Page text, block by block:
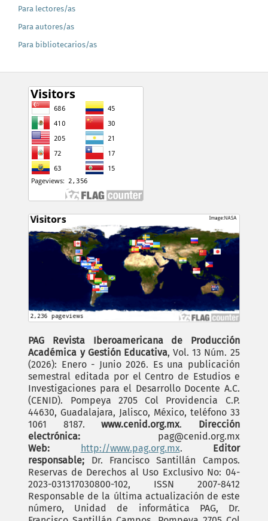
Para lectores/as
Para autores/as
Para bibliotecarios/as
PAG Revista Iberoamericana de Producción
Académica y Gestión Educativa, Vol. 13 Núm. 25
(2026): Enero - Junio 2026. Es una publicación
semestral editada por el Centro de Estudios e
Investigaciones para el Desarrollo Docente A.C.
(CENID). Pompeya 2705 Col Providencia C.P.
44630, Guadalajara, Jalisco, México, teléfono 33
1061 8187.www.cenid.org.mx. Dirección
electrónica: pag@cenid.org.mx
Web:
http://www.pag.org.mx.
Editor
responsable; Dr. Francisco Santillán Campos.
Reservas de Derechos al Uso Exclusivo No: 04-
2023-031317030800-102, ISSN 2007-8412
Responsable de la última actualización de este
número, Unidad de informática PAG, Dr.